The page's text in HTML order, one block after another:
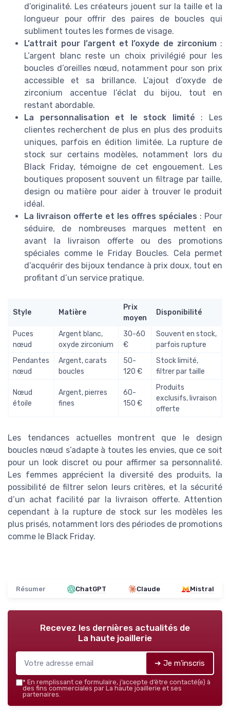
d’originalité. Les créateurs jouent sur la taille et la
longueur pour offrir des paires de boucles qui
subliment toutes les formes de visage.
L’attrait pour l’argent et l’oxyde de zirconium :
L’argent blanc reste un choix privilégié pour les
boucles d’oreilles nœud, notamment pour son prix
accessible et sa brillance. L’ajout d’oxyde de
zirconium accentue l’éclat du bijou, tout en
restant abordable.
La personnalisation et le stock limité : Les
clientes recherchent de plus en plus des produits
uniques, parfois en édition limitée. La rupture de
stock sur certains modèles, notamment lors du
Black Friday, témoigne de cet engouement. Les
boutiques proposent souvent un filtrage par taille,
design ou matière pour aider à trouver le produit
idéal.
La livraison offerte et les offres spéciales : Pour
séduire, de nombreuses marques mettent en
avant la livraison offerte ou des promotions
spéciales comme le Friday Boucles. Cela permet
d’acquérir des bijoux tendance à prix doux, tout en
profitant d’un service pratique.
Style Matière
Prix
moyen
Disponibilité
Puces
nœud
Argent blanc,
oxyde zirconium
30-60
€
Souvent en stock,
parfois rupture
Pendantes
nœud
Argent, carats
boucles
50-
120 €
Stock limité,
filtrer par taille
Nœud
étoile
Argent, pierres
fines
60-
150 €
Produits
exclusifs, livraison
offerte
Les tendances actuelles montrent que le design
boucles nœud s’adapte à toutes les envies, que ce soit
pour un look discret ou pour affirmer sa personnalité.
Les femmes apprécient la diversité des produits, la
possibilité de filtrer selon leurs critères, et la sécurité
d’un achat facilité par la livraison offerte. Attention
cependant à la rupture de stock sur les modèles les
plus prisés, notamment lors des périodes de promotions
comme le Black Friday.
Résumer ChatGPT Claude Mistral
Recevez les dernières actualités de
La haute joaillerie
➔ Je m'inscris
* En remplissant ce formulaire, j’accepte d’être contacté(e) à
des fins commerciales par La haute joaillerie et ses
partenaires.